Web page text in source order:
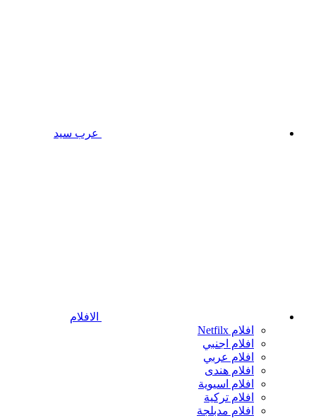
عرب سيد
الافلام
افلام Netfilx
افلام اجنبي
افلام عربي
افلام هندى
افلام اسيوية
افلام تركية
افلام مدبلجة